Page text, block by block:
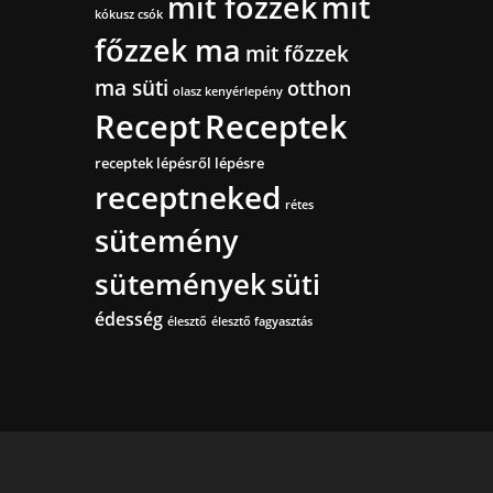
kókusz csók
főzzek ma mit főzzek
ma süti olasz kenyérlepény otthon
ReceptReceptek
receptek lépésről lépésre
receptneked rétes
sütemény
süteményeksüti
édesség élesztő élesztő fagyasztás